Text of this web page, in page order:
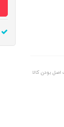
بودن کالا